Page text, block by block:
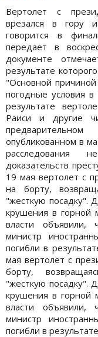
Вертолет с
врезался в гору
говорится в
передает в
документе
результате
"Основной
погодные условия
результате
Раиси и другие
опубликованном в
расследования
доказательств
19 мая вертолет с
на борту,
"жесткую посадку".
крушения в горной
власти
министр
погибли в
мая вертолет с
борту,
"жесткую посадку".
крушения в горной
власти
министр
погибли в